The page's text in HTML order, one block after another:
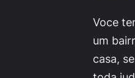
Voce
um
casa,